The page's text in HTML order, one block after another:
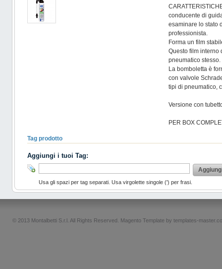
conducente di
esaminare lo stato
professionista.
Forma un film
Questo film interno
pneumatico stesso.
La bomboletta è
con valvole
tipi di pneumatico,
Versione con
PER BOX
Tag prodotto
Aggiungi i tuoi Tag:
Usa gli spazi per tag separati. Usa virgolette singole (') per frasi.
© 2013 Montalbetti S.r.l. All Rights Reserved. Magento Template by templates-